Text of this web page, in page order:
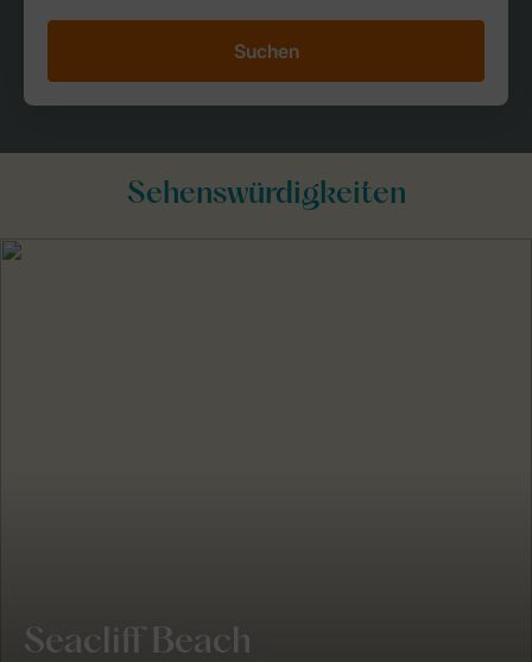
Suchen
Sehenswürdigkeiten
Seacliff Beach